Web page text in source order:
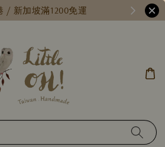
/ 新加坡滿1200免運